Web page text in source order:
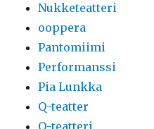
Nukketeatteri
ooppera
Pantomiimi
Performanssi
Pia Lunkka
Q-teatter